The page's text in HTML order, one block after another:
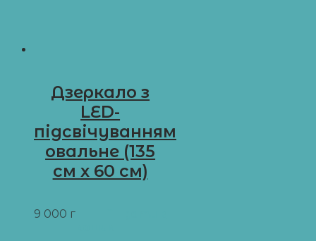
Дзеркало з
LED-
підсвічуванням
овальне (135
см x 60 см)
9 000 грн